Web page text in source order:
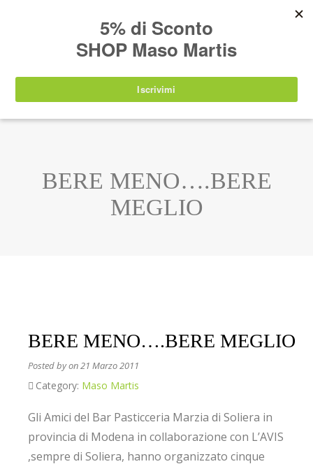
IT EN DE SHOP
BERE MENO….BERE
MEGLIO
BERE MENO….BERE MEGLIO
Posted byon 21 Marzo 2011
Category: Maso Martis
Gli Amici del Bar Pasticceria Marzia di Soliera in
provincia di Modena in collaborazione con L’AVIS
,sempre di Soliera, hanno organizzato cinque
nuovamente disponibili a partire da
agosto 2026.